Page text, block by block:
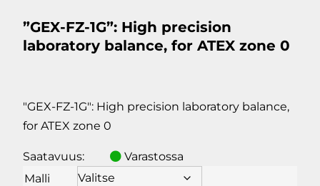
”GEX-FZ-1G”: High precision
laboratory balance, for ATEX zone 0
"GEX-FZ-1G": High precision laboratory balance,
for ATEX zone 0
Saatavuus:
Varastossa
Malli